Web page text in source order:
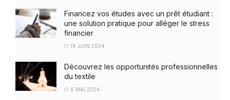
Financez vos études avec un prêt étudiant :
une solution pratique pour alléger le stress
financier
18 JUIN 2024
Découvrez les opportunités professionnelles
du textile
6 MAI 2024